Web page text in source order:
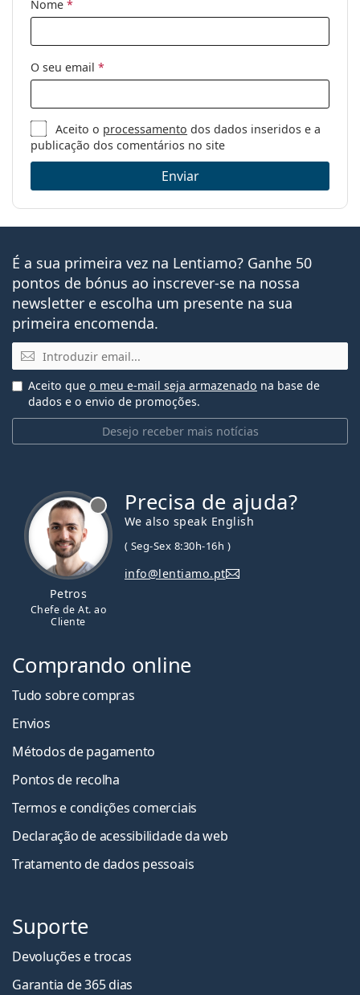
Código:
OO 9416 06 64
Nome *
O seu email *
Aceito o processamento dos dados inseridos e a
publicação dos comentários no site
Enviar
É a sua primeira vez na Lentiamo? Ganhe 50
pontos de bónus ao inscrever-se na nossa
newsletter e escolha um presente na sua
primeira encomenda.
Email
Desejo receber mais notícias
Aceito que o meu e-mail seja armazenado na base de
dados e o envio de promoções.
Petros
Chefe de At. ao
Cliente
Precisa de ajuda?
We also speak English
( Seg-Sex 8:30h-16h )
info@lentiamo.pt
Comprando online
Tudo sobre compras
Envios
Métodos de pagamento
Pontos de recolha
Termos e condições comerciais
Declaração de acessibilidade da web
Tratamento de dados pessoais
Suporte
Devoluções e trocas
Garantia de 365 dias